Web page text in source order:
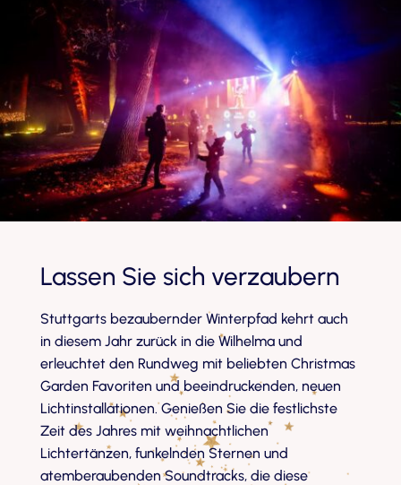
Lassen Sie sich verzaubern
Stuttgarts bezaubernder Winterpfad kehrt auch
in diesem Jahr zurück in die Wilhelma und
erleuchtet den Rundweg mit beliebten Christmas
Garden Favoriten und beeindruckenden, neuen
Lichtinstallationen. Genießen Sie die festlichste
Zeit des Jahres mit weihnachtlichen
Lichtertänzen, funkelnden Sternen und
atemberaubenden Soundtracks, die diese